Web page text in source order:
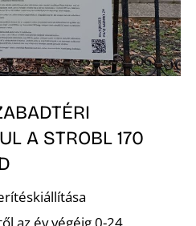
A STROBL 170
az év végéig 0-24